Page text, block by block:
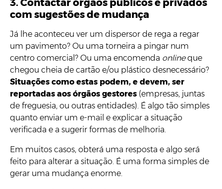
3. Contactar órgãos públicos e privados
com sugestões de mudança
Já lhe aconteceu ver um dispersor de rega a regar
um pavimento? Ou uma torneira a pingar num
centro comercial? Ou uma encomenda onlineque
chegou cheia de cartão e/ou plástico desnecessário?
Situações como estas podem, e devem, ser
reportadas aos órgãos gestores (empresas, juntas
de freguesia, ou outras entidades). É algo tão simples
quanto enviar um e-mail e explicar a situação
verificada e a sugerir formas de melhoria.
Em muitos casos, obterá uma resposta e algo será
feito para alterar a situação. É uma forma simples de
gerar uma mudança enorme.